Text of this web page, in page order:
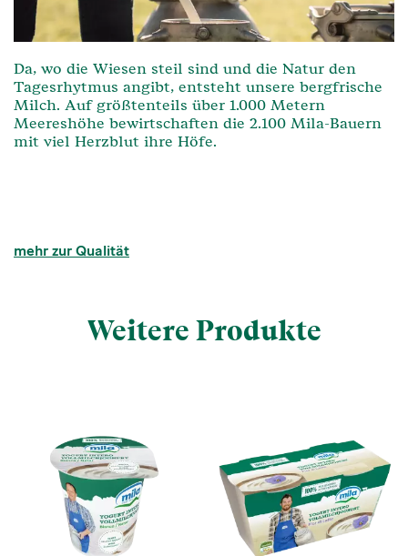
Da, wo die Wiesen steil sind und die Natur den
Tagesrhytmus angibt, entsteht unsere bergfrische
Milch. Auf größtenteils über 1.000 Metern
Meereshöhe bewirtschaften die 2.100 Mila-Bauern
mit viel Herzblut ihre Höfe.
mehr zur Qualität
Weitere Produkte